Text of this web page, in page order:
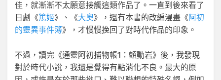
佳，就漸漸不太願意接觸這類作品了。一直到後來看了
日劇《篤姬》、《大奧》，還有本書的改編漫畫《 阿初
的靈異事件簿》，才慢慢挽回了對時代作品的印象。
不過，讀完《通靈阿初捕物帳1：顫動岩》後，我發現
對於時代小說，我還是覺得有點消化不良。最大的原